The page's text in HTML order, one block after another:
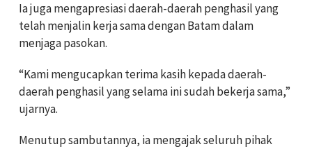
Ia juga mengapresiasi daerah-daerah penghasil yang
telah menjalin kerja sama dengan Batam dalam
menjaga pasokan.
“Kami mengucapkan terima kasih kepada daerah-
daerah penghasil yang selama ini sudah bekerja sama,”
ujarnya.
Menutup sambutannya, ia mengajak seluruh pihak